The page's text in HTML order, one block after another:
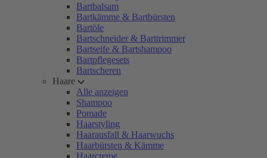
Bartbalsam
Bartkämme & Bartbürsten
Bartöle
Bartschneider & Barttrimmer
Bartseife & Bartshampoo
Bartpflegesets
Bartscheren
Haare
Alle anzeigen
Shampoo
Pomade
Haarstyling
Haarausfall & Haarwuchs
Haarbürsten & Kämme
Haarcreme